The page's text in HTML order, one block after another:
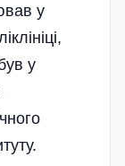
у
у